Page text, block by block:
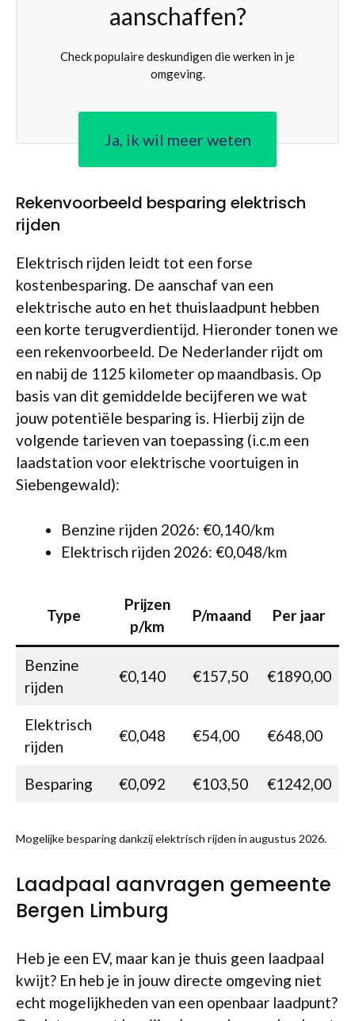
aanschaffen?
Check populaire deskundigen die werken in je
omgeving.
Ja, ik wil meer weten
Rekenvoorbeeld besparing elektrisch
rijden
Elektrisch rijden leidt tot een forse
kostenbesparing. De aanschaf van een
elektrische auto en het thuislaadpunt hebben
een korte terugverdientijd. Hieronder tonen we
een rekenvoorbeeld. De Nederlander rijdt om
en nabij de 1125 kilometer op maandbasis. Op
basis van dit gemiddelde becijferen we wat
jouw potentiële besparing is. Hierbij zijn de
volgende tarieven van toepassing (i.c.m een
laadstation voor elektrische voortuigen in
Siebengewald):
Benzine rijden 2026: €0,140/km
Elektrisch rijden 2026: €0,048/km
Type
Prijzen
p/km
P/maand Per jaar
Benzine
rijden
€0,140 €157,50 €1890,00
Elektrisch
rijden
€0,048 €54,00 €648,00
Besparing €0,092 €103,50 €1242,00
Mogelijke besparing dankzij elektrisch rijden in augustus 2026.
Laadpaal aanvragen gemeente
Bergen Limburg
Heb je een EV, maar kan je thuis geen laadpaal
kwijt? En heb je in jouw directe omgeving niet
echt mogelijkheden van een openbaar laadpunt?